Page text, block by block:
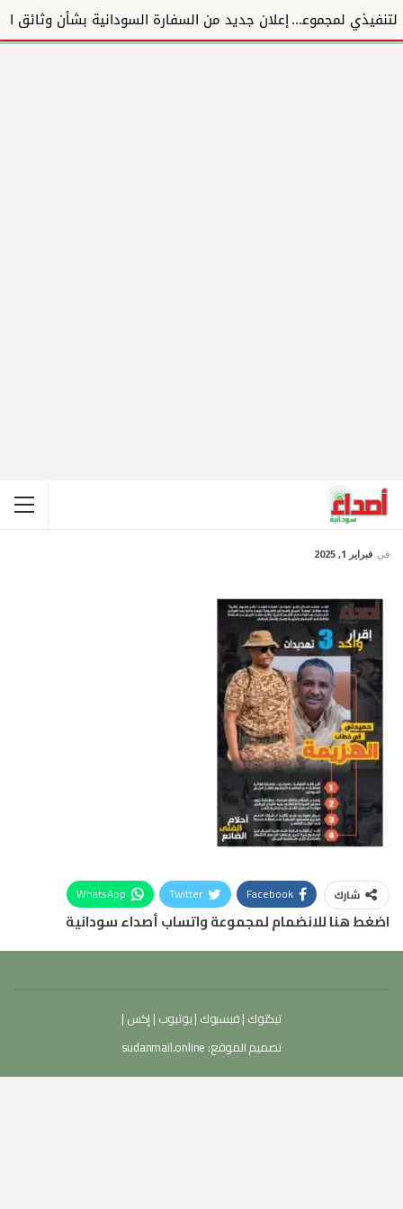
فخامة رئيس جمهورية جيبوتي يستقبل الرئيس التنفيذي لمجموعة المبارك للإنشاءات والتطوير العقاري ويؤكد دع...
في فبراير 1, 2025
شارك Facebook
Twitter
WhatsApp
اضغط هنا للانضمام لمجموعة واتساب أصداء سودانية
تيكتوك |فيسبوك |يوتيوب |إكس |
تصميم الموقع: sudanmail.online